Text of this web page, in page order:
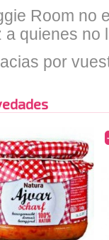
Room no
a quienes no
por